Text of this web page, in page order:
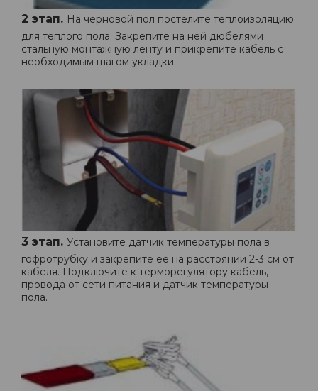
2 этап. На черновой пол постелите теплоизоляцию
для теплого пола. Закрепите на ней дюбелями
стальную монтажную ленту и прикрепите кабель с
необходимым шагом укладки.
3 этап. Установите датчик температуры пола в
гофротрубку и закрепите ее на расстоянии 2-3 см от
кабеля. Подключите к терморегулятору кабель,
провода от сети питания и датчик температуры
пола.